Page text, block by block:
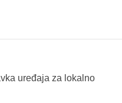
uređaja za lokalno